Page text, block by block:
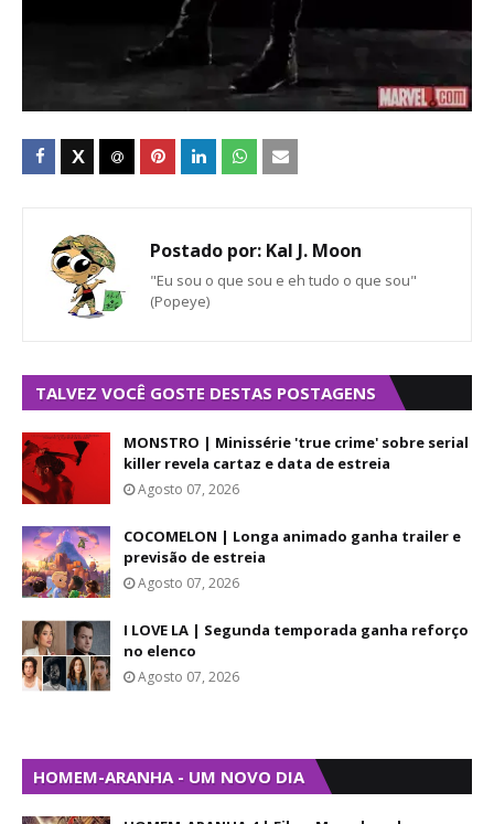
Postado por: Kal J. Moon
"Eu sou o que sou e eh tudo o que sou"
(Popeye)
TALVEZ VOCÊ GOSTE DESTAS POSTAGENS
MONSTRO | Minissérie 'true crime' sobre serial
killer revela cartaz e data de estreia
Agosto 07, 2026
COCOMELON | Longa animado ganha trailer e
previsão de estreia
Agosto 07, 2026
I LOVE LA | Segunda temporada ganha reforço
no elenco
Agosto 07, 2026
HOMEM-ARANHA - UM NOVO DIA